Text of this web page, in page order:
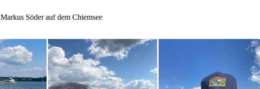
Markus Söder auf dem Chiemsee